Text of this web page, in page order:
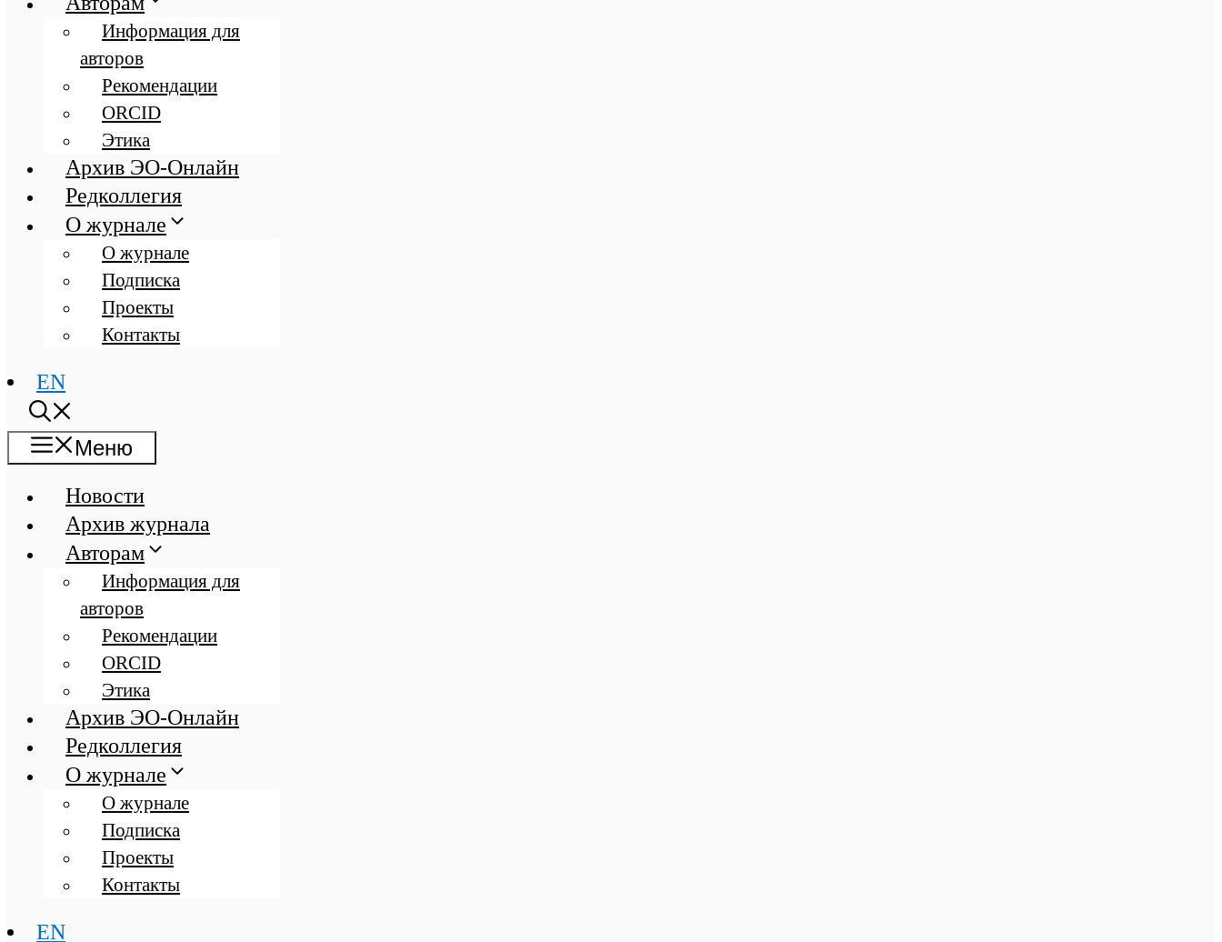
Информация для
авторов
Рекомендации
ORCID
Этика
Архив ЭО-Онлайн
Редколлегия
О журнале
О журнале
Подписка
Проекты
Контакты
EN
Меню
Новости
Архив журнала
Авторам
Информация для
авторов
Рекомендации
ORCID
Этика
Архив ЭО-Онлайн
Редколлегия
О журнале
О журнале
Подписка
Проекты
Контакты
EN